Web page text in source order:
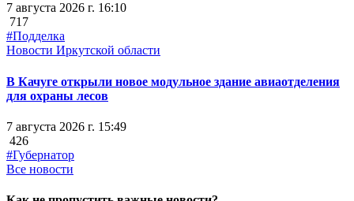
7 августа 2026 г. 16:10
717
#Подделка
Новости Иркутской области
В Качуге открыли новое модульное здание авиаотделения
для охраны лесов
7 августа 2026 г. 15:49
426
#Губернатор
Все новости